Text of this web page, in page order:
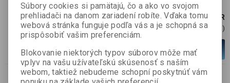
2,46 EUR
2 EUR (Cena)
Pridať do košíka
Súbory cookies si pamätajú, čo a ako vo svojom
prehliadači na danom zariadení robíte. Vďaka tomu
webová stránka funguje podľa vás a je schopná sa
prispôsobiť vašim preferenciám.
Blokovanie niektorých typov súborov môže mať
vplyv na vašu užívateľskú skúsenosť s naším
webom, taktiež nebudeme schopní poskytnúť vám